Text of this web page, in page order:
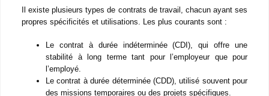
propres spécificités et utilisations. Les plus courants sont :
stabilité à long terme tant pour l’employeur que pour
l’employé.
Le contrat à durée déterminée (CDD), utilisé souvent
pour des missions temporaires ou des projets
spécifiques.